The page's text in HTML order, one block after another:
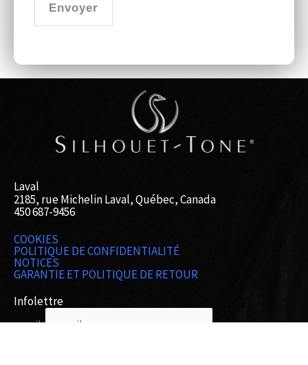
Envoyer
Laval
2185, rue Michelin Laval, Québec, Canada
450 687-9456
COOKIES
POLITIQUE DE CONFIDENTIALITÉ
NOTICES
GARANTIE ET POLITIQUE DE RETOUR
Infolettre
email: